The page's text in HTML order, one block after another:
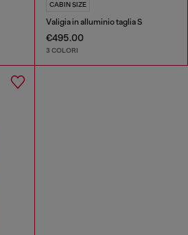
CABIN SIZE
Valigia in alluminio taglia S
€495.00
3 COLORI